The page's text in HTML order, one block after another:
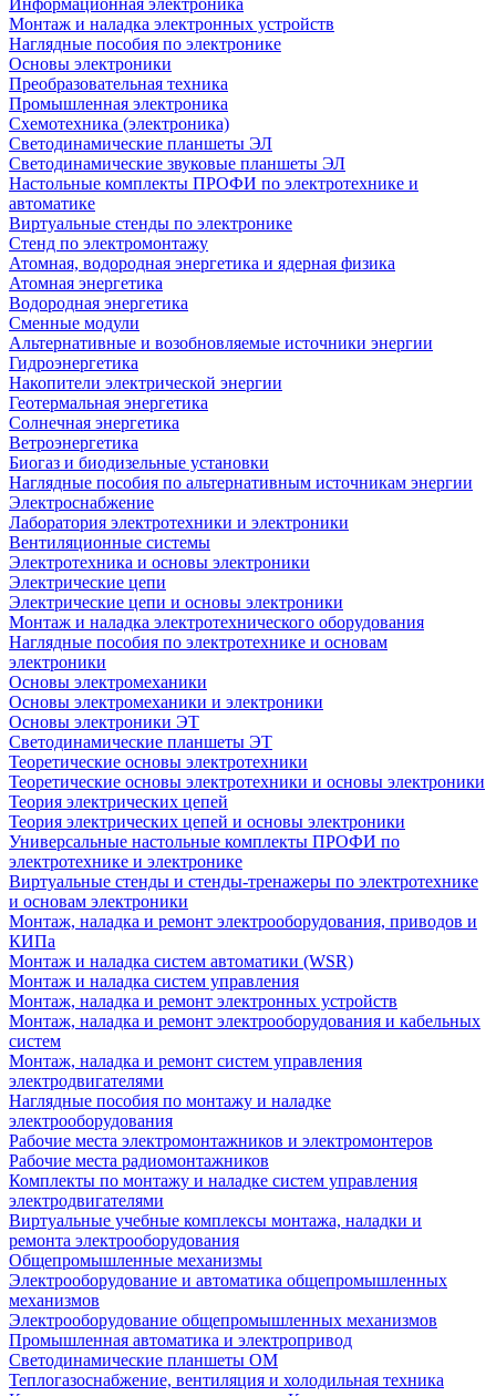
Информационная электроника
Монтаж и наладка электронных устройств
Наглядные пособия по электронике
Основы электроники
Преобразовательная техника
Промышленная электроника
Схемотехника (электроника)
Светодинамические планшеты ЭЛ
Светодинамические звуковые планшеты ЭЛ
Настольные комплекты ПРОФИ по электротехнике и
автоматике
Виртуальные стенды по электронике
Стенд по электромонтажу
Атомная, водородная энергетика и ядерная физика
Атомная энергетика
Водородная энергетика
Сменные модули
Альтернативные и возобновляемые источники энергии
Гидроэнергетика
Накопители электрической энергии
Геотермальная энергетика
Солнечная энергетика
Ветроэнергетика
Биогаз и биодизельные установки
Наглядные пособия по альтернативным источникам энергии
Электроснабжение
Лаборатория электротехники и электроники
Вентиляционные системы
Электротехника и основы электроники
Электрические цепи
Электрические цепи и основы электроники
Монтаж и наладка электротехнического оборудования
Наглядные пособия по электротехнике и основам
электроники
Основы электромеханики
Основы электромеханики и электроники
Основы электроники ЭТ
Светодинамические планшеты ЭТ
Теоретические основы электротехники
Теоретические основы электротехники и основы электроники
Теория электрических цепей
Теория электрических цепей и основы электроники
Универсальные настольные комплекты ПРОФИ по
электротехнике и электронике
Виртуальные стенды и стенды-тренажеры по электротехнике
и основам электроники
Монтаж, наладка и ремонт электрооборудования, приводов и
КИПа
Монтаж и наладка систем автоматики (WSR)
Монтаж и наладка систем управления
Монтаж, наладка и ремонт электронных устройств
Монтаж, наладка и ремонт электрооборудования и кабельных
систем
Монтаж, наладка и ремонт систем управления
электродвигателями
Наглядные пособия по монтажу и наладке
электрооборудования
Рабочие места электромонтажников и электромонтеров
Рабочие места радиомонтажников
Комплекты по монтажу и наладке систем управления
электродвигателями
Виртуальные учебные комплексы монтажа, наладки и
ремонта электрооборудования
Общепромышленные механизмы
Электрооборудование и автоматика общепромышленных
механизмов
Электрооборудование общепромышленных механизмов
Промышленная автоматика и электропривод
Светодинамические планшеты ОМ
Теплогазоснабжение, вентиляция и холодильная техника